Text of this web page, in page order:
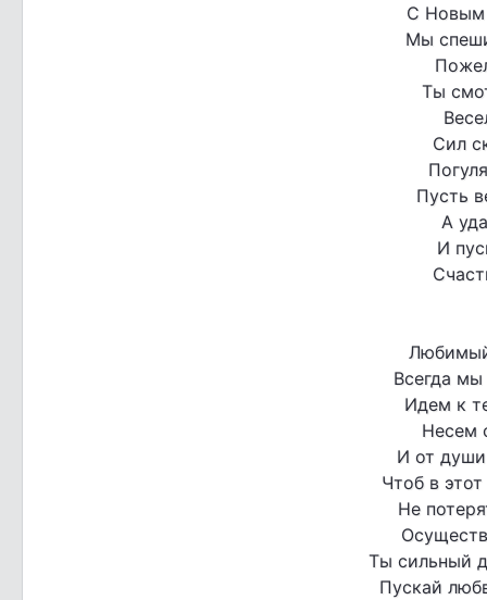
С Новым
Мы
Ты
Сил
Пусть
А
И
Всегда
Идем к
Несем
И от
Чтоб в
Не
Ты сильный
Пускай